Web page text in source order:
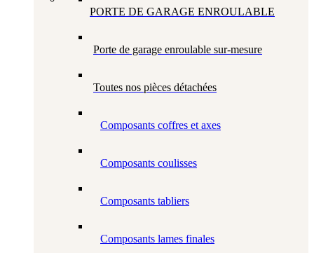
PORTE DE GARAGE ENROULABLE
Porte de garage enroulable sur-mesure
Toutes nos pièces détachées
Composants coffres et axes
Composants coulisses
Composants tabliers
Composants lames finales